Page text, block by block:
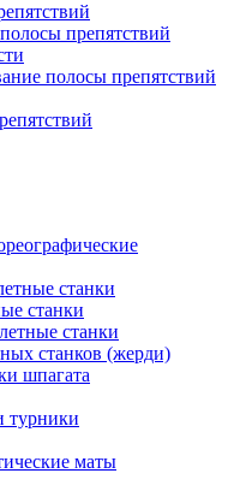
препятствий
полосы препятствий
станки
станки
станки
станков (жерди)
шпагата
турники
маты